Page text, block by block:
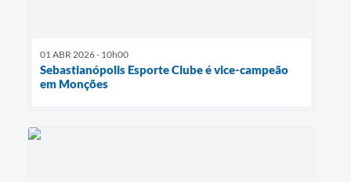
01 ABR 2026 - 10h00
Sebastianópolis Esporte Clube é vice-campeão
em Monções